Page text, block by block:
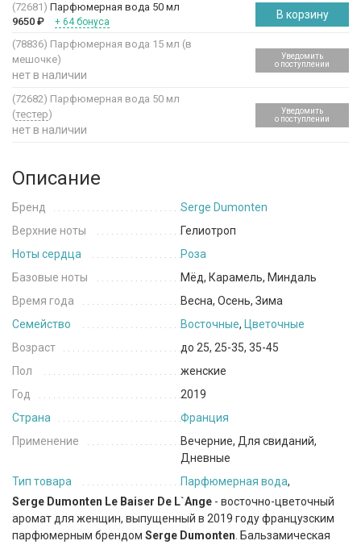
(72681) Парфюмерная вода 50 мл
9650 ₽ + 64 бонуса
В корзину
(78836) Парфюмерная вода 15 мл (в
мешочке)
нет в наличии
Уведомить
о поступлении
(72682) Парфюмерная вода 50 мл
(тестер)
нет в наличии
Уведомить
о поступлении
Описание
Бренд
Serge Dumonten
Верхние ноты
Гелиотроп
Ноты сердца
Роза
Базовые ноты
Мёд, Карамель, Миндаль
Время года
Весна, Осень, Зима
Семейство
Восточные, Цветочные
Возраст
до 25, 25-35, 35-45
Пол
женские
Год
2019
Страна
Франция
Применение
Вечерние, Для свиданий,
Дневные
Тип товара
Парфюмерная вода,
Serge Dumonten Le Baiser De L`Ange - восточно-цветочный
аромат для женщин, выпущенный в 2019 году французским
парфюмерным брендом Serge Dumonten . Бальзамическая